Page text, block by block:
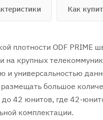
Как
плотности ODF PRIME
на крупных
и универсальностью
большое
42 юнитов, где 42-
комплектации.